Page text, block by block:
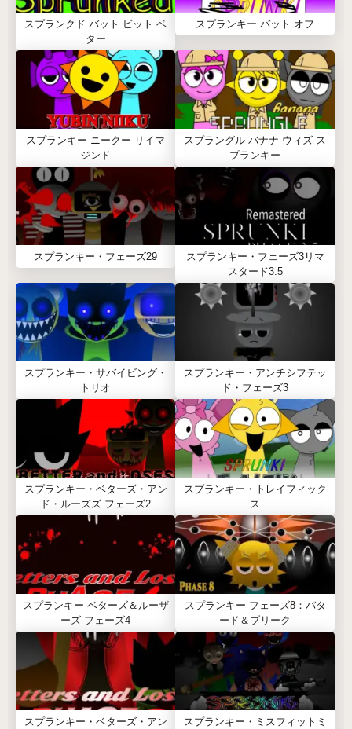
スプランクド バット ビット ベ
ター
スプランキー バット オフ
スプランキー ニークー リイマ
ジンド
スプラングル バナナ ウィズ ス
プランキー
スプランキー・フェーズ29
スプランキー・フェーズ3リマ
スタード3.5
スプランキー・サバイビング・
トリオ
スプランキー・アンチシフテッ
ド・フェーズ3
スプランキー・ベターズ・アン
ド・ルーズズ フェーズ2
スプランキー・トレイフィック
ス
スプランキー ベターズ＆ルーザ
ーズ フェーズ4
スプランキー フェーズ8：バタ
ード＆ブリーク
スプランキー・ベターズ・アン
スプランキー・ミスフィットミ